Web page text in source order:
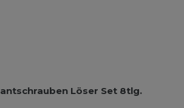
Löser Set 8tlg.